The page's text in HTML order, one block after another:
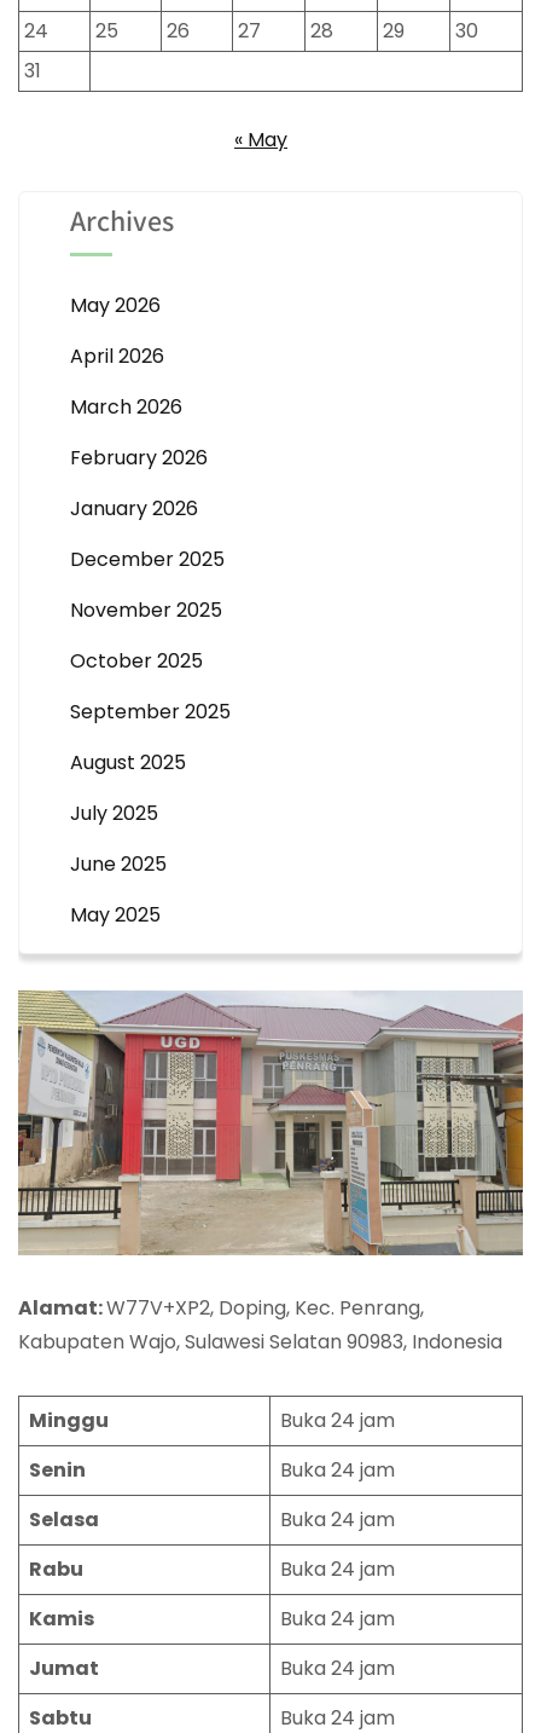
24
25 26 27 28 29
30
31
« May
Archives
May 2026
April 2026
March 2026
February 2026
January 2026
December 2025
November 2025
October 2025
September 2025
August 2025
July 2025
June 2025
May 2025
Alamat:W77V+XP2, Doping, Kec. Penrang,
Kabupaten Wajo, Sulawesi Selatan 90983, Indonesia
Minggu
Buka 24 jam
Senin
Buka 24 jam
Selasa
Buka 24 jam
Rabu
Buka 24 jam
Kamis
Buka 24 jam
Jumat
Buka 24 jam
Sabtu
Buka 24 jam